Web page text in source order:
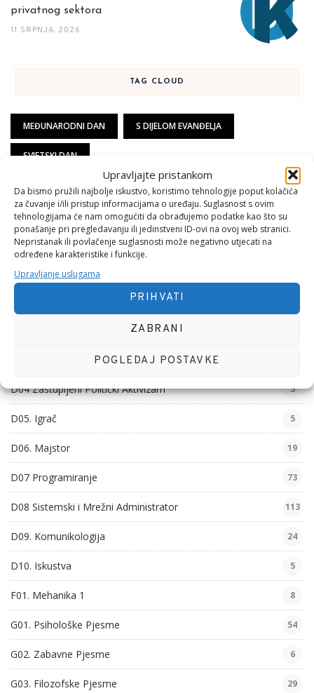
Upravljajte pristankom
Da bismo pružili najbolje iskustvo, koristimo tehnologije poput kolačića
za čuvanje i/ili pristup informacijama o uređaju. Suglasnost s ovim
tehnologijama će nam omogućiti da obrađujemo podatke kao što su
ponašanje pri pregledavanju ili jedinstveni ID-ovi na ovoj web stranici.
Nepristanak ili povlačenje suglasnosti može negativno utjecati na
određene karakteristike i funkcije.
Upravljanje uslugama
PRIHVATI
ZABRANI
POGLEDAJ POSTAVKE
privatnog sektora
11 SRPNJA, 2026
TAG CLOUD
MEĐUNARODNI DAN S DIJELOM EVANĐELJA
SVJETSKI DAN
KATEGORIJE
D01. Funkcionalnost
D03. Anqudropologija
D04 Zastupljeni Politički Aktivizam 5
D05. Igrač 5
D06. Majstor 19
D07 Programiranje 73
D08 Sistemski i Mrežni Administrator 113
D09. Komunikologija 24
D10. Iskustva 5
F01. Mehanika 1 8
G01. Psihološke Pjesme 54
G02. Zabavne Pjesme 6
G03. Filozofske Pjesme 29